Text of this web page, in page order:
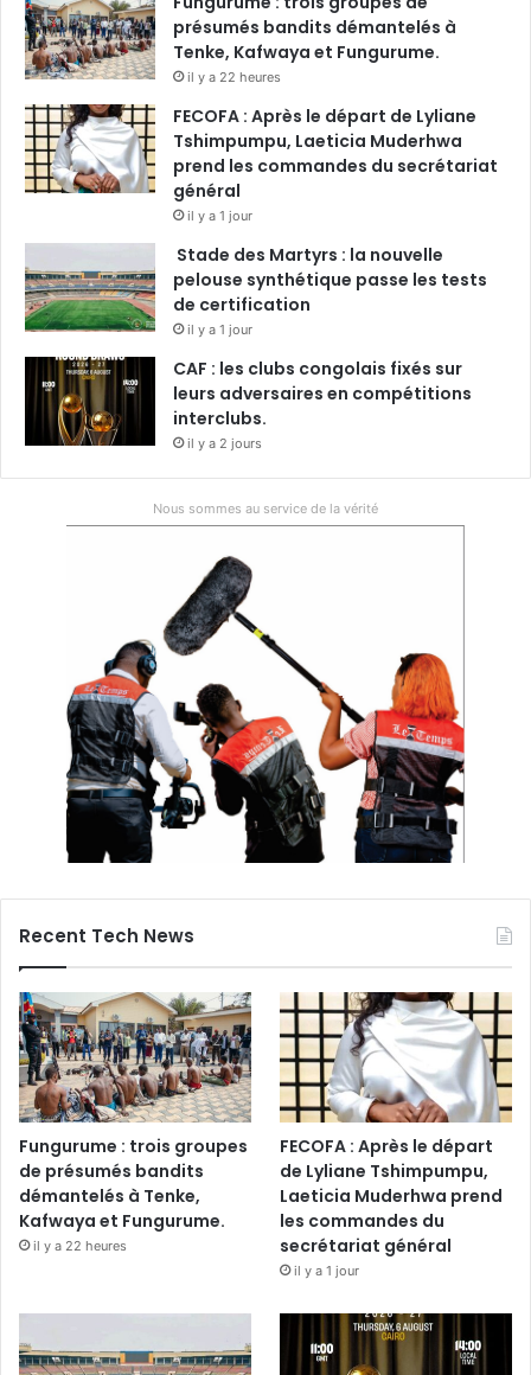
présumés bandits démantelés à
Tenke, Kafwaya et Fungurume.
il y a 22 heures
FECOFA : Après le départ de Lyliane
Tshimpumpu, Laeticia Muderhwa
prend les commandes du secrétariat
général
il y a 1 jour
Stade des Martyrs : la nouvelle
pelouse synthétique passe les tests
de certification
il y a 1 jour
CAF : les clubs congolais fixés sur
leurs adversaires en compétitions
interclubs.
il y a 2 jours
Nous sommes au service de la vérité
Recent Tech News
Fungurume : trois groupes
de présumés bandits
démantelés à Tenke,
Kafwaya et Fungurume.
il y a 22 heures
FECOFA : Après le départ
de Lyliane Tshimpumpu,
Laeticia Muderhwa prend
les commandes du
secrétariat général
il y a 1 jour